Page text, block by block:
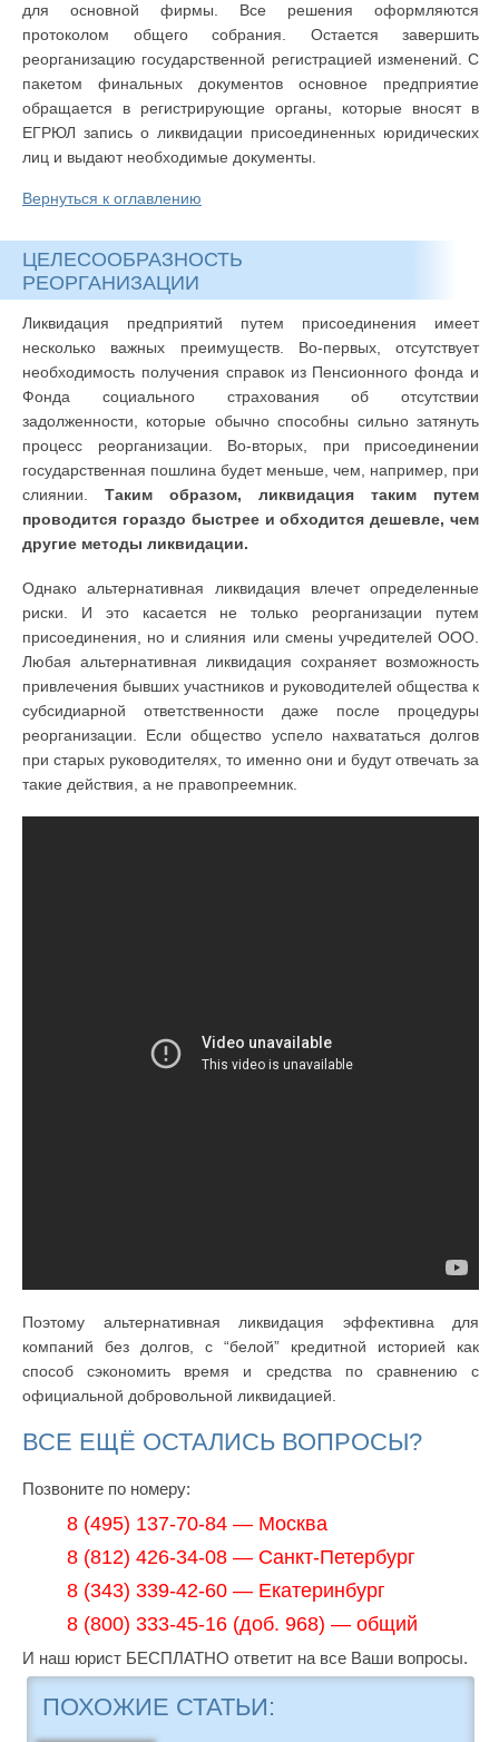
для основной фирмы. Все решения оформляются
протоколом общего собрания. Остается завершить
реорганизацию государственной регистрацией изменений. С
пакетом финальных документов основное предприятие
обращается в регистрирующие органы, которые вносят в
ЕГРЮЛ запись о ликвидации присоединенных юридических
лиц и выдают необходимые документы.
Вернуться к оглавлению
ЦЕЛЕСООБРАЗНОСТЬ
РЕОРГАНИЗАЦИИ
Ликвидация предприятий путем присоединения имеет
несколько важных преимуществ. Во-первых, отсутствует
необходимость получения справок из Пенсионного фонда и
Фонда социального страхования об отсутствии
задолженности, которые обычно способны сильно затянуть
процесс реорганизации. Во-вторых, при присоединении
государственная пошлина будет меньше, чем, например, при
слиянии. Таким образом, ликвидация таким путем
проводится гораздо быстрее и обходится дешевле, чем
другие методы ликвидации.
Однако альтернативная ликвидация влечет определенные
риски. И это касается не только реорганизации путем
присоединения, но и слияния или смены учредителей ООО.
Любая альтернативная ликвидация сохраняет возможность
привлечения бывших участников и руководителей общества к
субсидиарной ответственности даже после процедуры
реорганизации. Если общество успело нахвататься долгов
при старых руководителях, то именно они и будут отвечать за
такие действия, а не правопреемник.
Поэтому альтернативная ликвидация эффективна для
компаний без долгов, с “белой” кредитной историей как
способ сэкономить время и средства по сравнению с
официальной добровольной ликвидацией.
ВСЕ ЕЩЁ ОСТАЛИСЬ ВОПРОСЫ?
Позвоните по номеру:
8 (495) 137-70-84 — Москва
8 (812) 426-34-08 — Санкт-Петербург
8 (343) 339-42-60 — Екатеринбург
8 (800) 333-45-16 (доб. 968) — общий
И наш юрист БЕСПЛАТНО ответит на все Ваши вопросы.
ПОХОЖИЕ СТАТЬИ: